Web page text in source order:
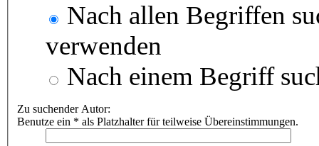
Nach allen Begriffen
verwenden
Nach einem Begriff
Zu suchender Autor:
Benutze ein * als Platzhalter für teilweise Übereinstimmungen.